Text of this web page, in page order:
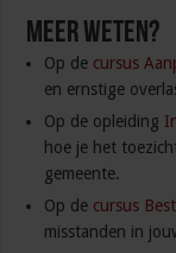
Meer weten?
Op de cursus
en ernstige
Op de opleiding
hoe je het
gemeente.
Op de cursus
misstanden in